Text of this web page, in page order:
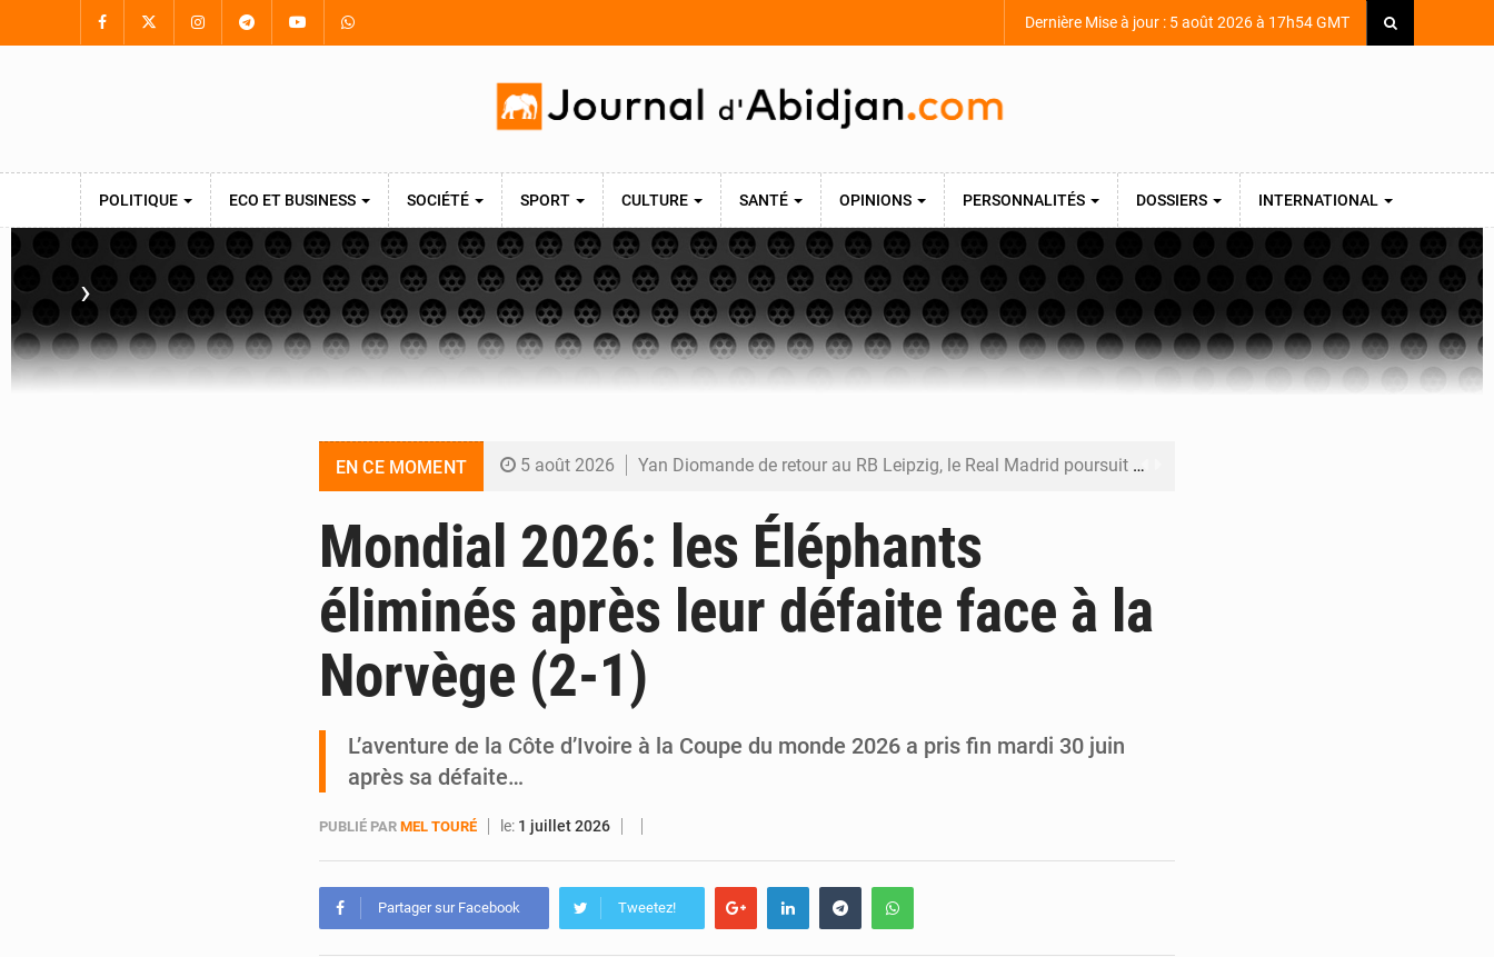
Dernière Mise à jour : 5 août 2026 à 17h54 GMT
POLITIQUE ECO ET BUSINESS SOCIÉTÉ SPORT CULTURE SANTÉ OPINIONS PERSONNALITÉS DOSSIERS INTERNATIONAL
›
EN CE MOMENT 5 août 2026 Yan Diomande de retour au RB Leipzig, le Real Madrid poursuit les négociations pour la pépite ivoirienne
Décès de Mariam Diallo à Sikensi : Sikensi TV dénonce des pressions après la publication de son enquête
5 août 2026 PDCI-RDA : « S’il continue, nous aussi, on va sortir les choses », avertit Brédoumy Soumaïla au camp Guikahué
5 août 2026 Agboville : l’eau potable polluée par l’orpaillage clandestin, le préfet tire la sonnette d’alarme
5 août 2026 Yopougon : la DGI recommande le paiement en ligne des impôts pendant les perturbations liées au défilé du 7 août
Mondial 2026: les Éléphants
éliminés après leur défaite face à la
Norvège (2-1)
L’aventure de la Côte d’Ivoire à la Coupe du monde 2026 a pris fin mardi 30 juin
après sa défaite…
PUBLIÉ PAR MEL TOURÉ le: 1 juillet 2026
Partager sur Facebook Tweetez!